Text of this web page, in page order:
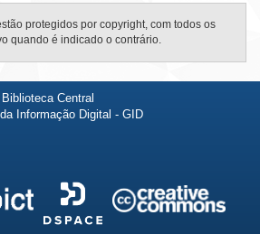
protegidos por copyright, com todos os
quando é indicado o contrário.
Central
Informação Digital - GID